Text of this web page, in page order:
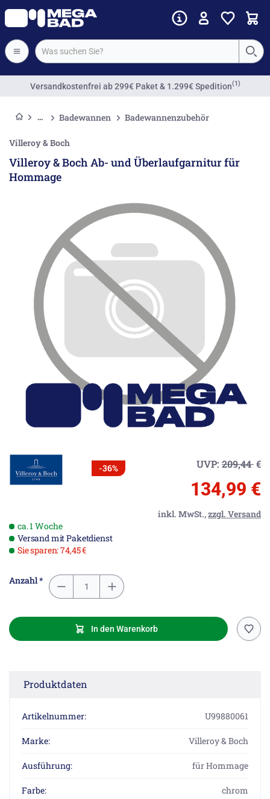
Versandkostenfrei ab 299€ Paket & 1.299€ Spedition(1)
Badewannen Badewannenzubehör
Villeroy & Boch
Villeroy & Boch Ab- und Überlaufgarnitur für
Hommage
-36% UVP: 209,44€
134,99 €
inkl. MwSt.,zzgl. Versand
ca. 1 Woche
Versand mit Paketdienst
Sie sparen: 74,45 €
Anzahl *
In den Warenkorb
Produktdaten
Artikelnummer: U99880061
Marke: Villeroy & Boch
Ausführung: für Hommage
Farbe: chrom